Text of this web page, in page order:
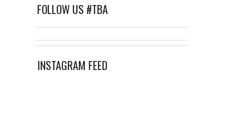
FOLLOW US #TBA
INSTAGRAM FEED